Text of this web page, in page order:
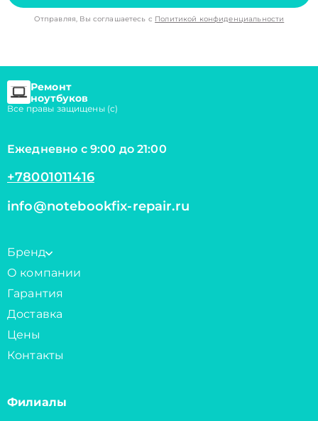
Отправляя, Вы соглашаетесь с Политикой конфиденциальности
Ремонт
ноутбуков
Все правы защищены (с)
Ежедневно с 9:00 до 21:00
+78001011416
info@notebookfix-repair.ru
Бренд
О компании
Гарантия
Доставка
Цены
Контакты
Филиалы